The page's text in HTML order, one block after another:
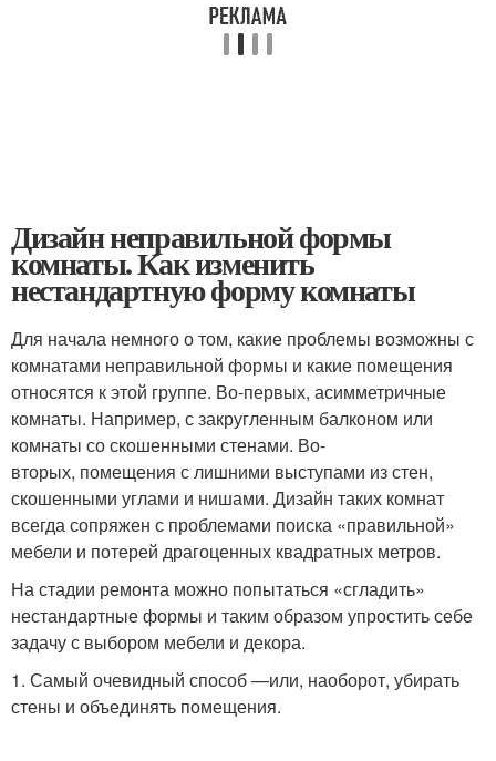
Дизайн неправильной формы
комнаты. Как изменить
нестандартную форму комнаты
Для начала немного о том, какие проблемы возможны с
комнатами неправильной формы и какие помещения
относятся к этой группе. Во-первых, асимметричные
комнаты. Например, с закругленным балконом или
комнаты со скошенными стенами. Во-
вторых, помещения с лишними выступами из стен,
скошенными углами и нишами. Дизайн таких комнат
всегда сопряжен с проблемами поиска «правильной»
мебели и потерей драгоценных квадратных метров.
На стадии ремонта можно попытаться «сгладить»
нестандартные формы и таким образом упростить себе
задачу с выбором мебели и декора.
1. Самый очевидный способ —или, наоборот, убирать
стены и объединять помещения.